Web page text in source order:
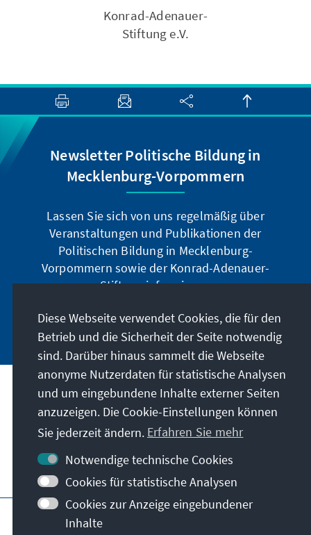
Konrad-Adenauer-
Stiftung e.V.
Newsletter Politische Bildung in
Mecklenburg-Vorpommern
Lassen Sie sich von uns regelmäßig über
Veranstaltungen und Publikationen der
Politischen Bildung in Mecklenburg-
Vorpommern sowie der Konrad-Adenauer-
Stiftung informieren.
Jetzt abonnieren
Anschrift
Kontakt
Besuchen Sie auch
Hauptseite der KAS Impressum
Datenschutz
Nutzungsbedingungen
Diese Webseite verwendet Cookies, die für den
Betrieb und die Sicherheit der Seite notwendig
sind. Darüber hinaus sammelt die Webseite
anonyme Nutzerdaten für statistische Analysen
und um eingebundene Inhalte externer Seiten
anzuzeigen. Die Cookie-Einstellungen können
Sie jederzeit ändern. Erfahren Sie mehr
Notwendige technische Cookies
Cookies für statistische Analysen
Cookies zur Anzeige eingebundener
Inhalte